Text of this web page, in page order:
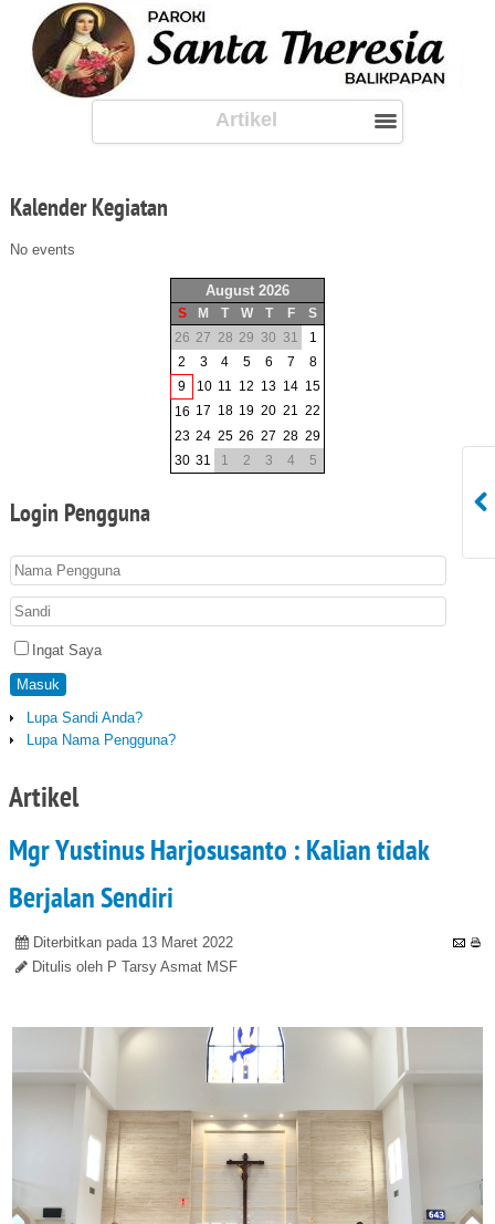
Artikel
KalenderKegiatan
No events
August 2026
S M T W T F
S
26 27 28 29 30 31
1
2
3 4 5 6 7
8
9
10 11 12 13 14 15
16 17 18 19 20 21 22
23 24 25 26 27 28 29
30 31 1 2 3 4 5
Login Pengguna
Ingat Saya
Masuk
Lupa Sandi Anda?
Lupa Nama Pengguna?
Artikel
Mgr Yustinus Harjosusanto : Kalian tidak
Berjalan Sendiri
Diterbitkan pada 13 Maret 2022
Ditulis oleh P Tarsy Asmat MSF